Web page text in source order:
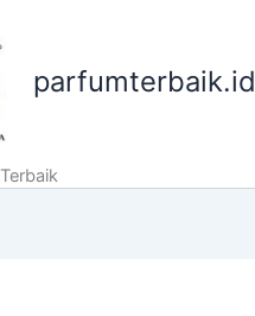
parfumterbaik.id
Terbaik